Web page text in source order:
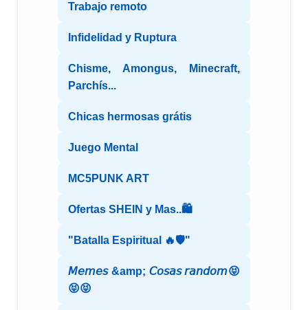
Trabajo remoto
Infidelidad y Ruptura
Chisme, Amongus, Minecraft,
Parchís...
Chicas hermosas grátis
Juego Mental
MC5PUNK ART
Ofertas SHEIN y Mas..🛍️
"Batalla Espiritual 🔥🛡️"
𝘔𝘦𝘮𝘦𝘴 &amp; 𝘊𝘰𝘴𝘢𝘴 𝘳𝘢𝘯𝘥𝘰𝘮😝
😝😝